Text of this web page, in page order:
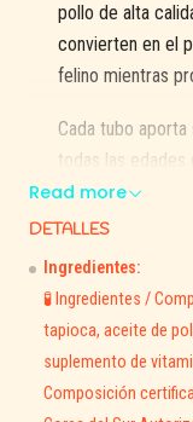
pollo de alta
convierten en el
felino mientras
Cada tubo aporta
todas las edades
sabroso y
extracto de té
bienestar
salud visual y un
Perfecto para
alimento seco o
como muestra
Read more
DETALLES
Ingredientes:
🧪 Ingredientes /
tapioca, aceite de
suplemento de
Composición